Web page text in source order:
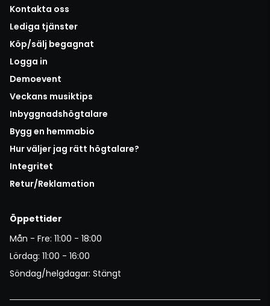
Kontakta oss
Lediga tjänster
Köp/sälj begagnat
Logga in
Demoevent
Veckans musiktips
Inbyggnadshögtalare
Bygg en hemmabio
Hur väljer jag rätt högtalare?
Integritet
Retur/Reklamation
Öppettider
Mån - Fre: 11:00 - 18:00
Lördag: 11:00 - 16:00
Söndag/helgdagar: Stängt